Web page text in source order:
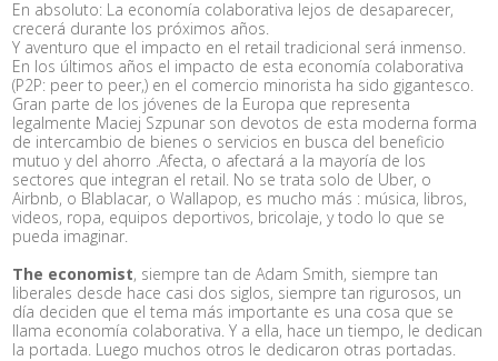
En absoluto: La economía colaborativa lejos de desaparecer,
crecerá durante los próximos años.
Y aventuro que el impacto en el retail tradicional será inmenso.
En los últimos años el impacto de esta economía colaborativa
(P2P: peer to peer,) en el comercio minorista ha sido gigantesco.
Gran parte de los jóvenes de la Europa que representa
legalmente Maciej Szpunar son devotos de esta moderna forma
de intercambio de bienes o servicios en busca del beneficio
mutuo y del ahorro .Afecta, o afectará a la mayoría de los
sectores que integran el retail. No se trata solo de Uber, o
Airbnb, o Blablacar, o Wallapop, es mucho más : música, libros,
videos, ropa, equipos deportivos, bricolaje, y todo lo que se
pueda imaginar.
The economist, siempre tan de Adam Smith, siempre tan
liberales desde hace casi dos siglos, siempre tan rigurosos, un
día deciden que el tema más importante es una cosa que se
llama economía colaborativa. Y a ella, hace un tiempo, le dedican
la portada. Luego muchos otros le dedicaron otras portadas.